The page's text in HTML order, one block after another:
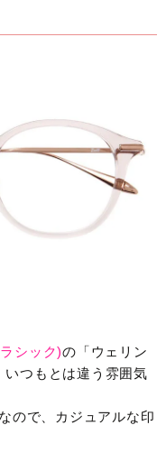
シック)の「ウェリン
いつもとは違う雰囲気
ので、カジュアルな印